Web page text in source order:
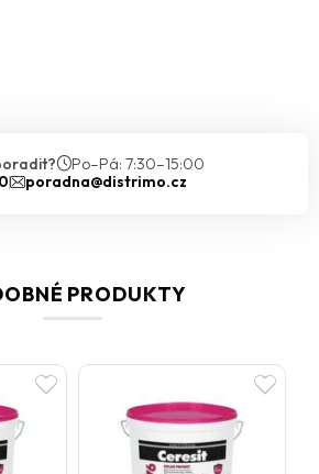
Po–Pá: 7:30–15:00
poradna@distrimo.cz
PRODUKTY